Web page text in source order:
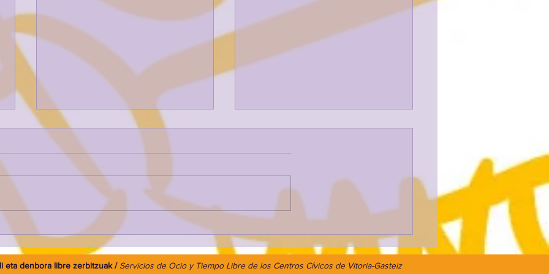
UDAKO LUDOART ETA
LUDONATURA 3. ASTEA
Kaixo familia 👋🏼 Aurreko
ostiralean udako ludoart txanda
eta Ludonatura amaitu ziren 🥳
Ederki pasa genuen Arana,
Ariznabarra eta Landatxon gure
arte gaitasunak frogatzen, artista
batzuk gara! 🎨🖌️
JAIA
eta denbora libre zerbitzuak / Servicios de Ocio y Tiempo Libre de los Centros Cívicos de Vitoria-Gasteiz